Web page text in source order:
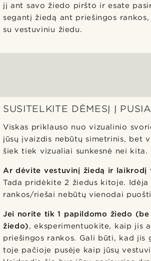
jį ant savo žiedo piršto ir esate
segantį žiedą ant priešingos
su vestuviniu žiedu.
SUSITELKITE DĖMESĮ Į
Viskas priklauso nuo vizualinio
jūsų įvaizdis nebūtų simetrinis, bet
šiek tiek vizualiai sunkesnė nei kita.
Ar dėvite vestuvinį žiedą ir laikrodį
Tada pridėkite 2 žiedus kitoje.
rankos/riešai nebūtų vienodai
Jei norite tik 1 papildomo žiedo
žiedo), eksperimentuokite, kaip jis
priešingos rankos. Gali būti, kad jis
toje pačioje pusėje kaip jūsų